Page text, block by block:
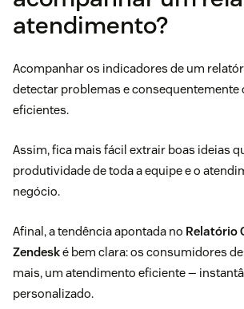
atendimento?
Acompanhar os indicadores de um
detectar problemas e consequentemente
eficientes.
Assim, fica mais fácil extrair boas ideias
produtividade de toda a equipe e o
negócio.
Afinal, a tendência apontada no Relatório
Zendeské bem clara: os consumidores
mais, um atendimento eficiente —
personalizado.